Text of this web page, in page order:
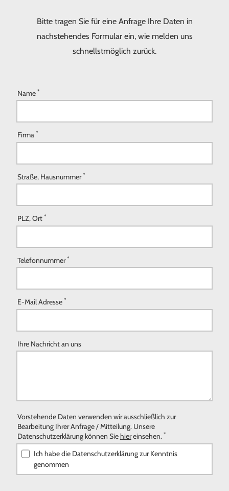
Bitte tragen Sie für eine Anfrage Ihre Daten in
nachstehendes Formular ein, wie melden uns
schnellstmöglich zurück.
Name *
Firma *
Straße, Hausnummer*
PLZ, Ort *
Telefonnummer*
E-Mail Adresse *
Ihre Nachricht an uns
Vorstehende Daten verwenden wir ausschließlich zur
Bearbeitung Ihrer Anfrage / Mitteilung. Unsere
Datenschutzerklärung können Sie hiereinsehen. *
Ich habe die Datenschutzerklärung zur Kenntnis
genommen